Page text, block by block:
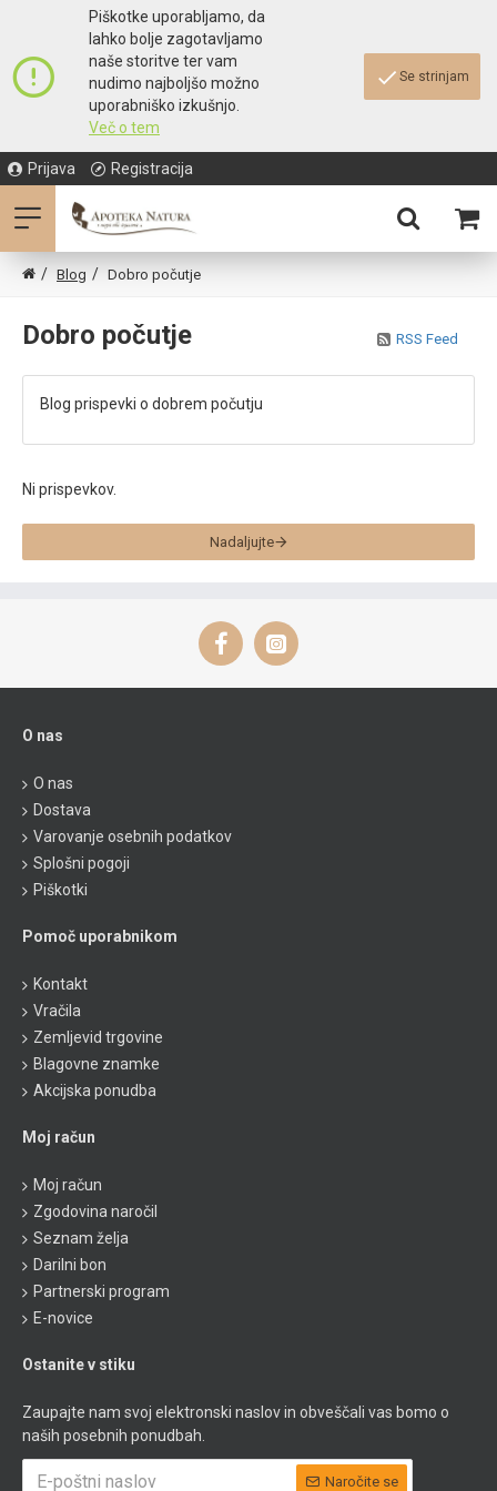
Piškotke uporabljamo, da
lahko bolje zagotavljamo
naše storitve ter vam
nudimo najboljšo možno
uporabniško izkušnjo.
Več o tem
Se strinjam
Prijava Registracija
Blog Dobro počutje
Dobro počutje RSS Feed
Blog prispevki o dobrem počutju
Ni prispevkov.
Nadaljujte
O nas
O nas
Dostava
Varovanje osebnih podatkov
Splošni pogoji
Piškotki
Pomoč uporabnikom
Kontakt
Vračila
Zemljevid trgovine
Blagovne znamke
Akcijska ponudba
Moj račun
Moj račun
Zgodovina naročil
Seznam želja
Darilni bon
Partnerski program
E-novice
Ostanite v stiku
Zaupajte nam svoj elektronski naslov in obveščali vas bomo o
naših posebnih ponudbah.
Naročite se